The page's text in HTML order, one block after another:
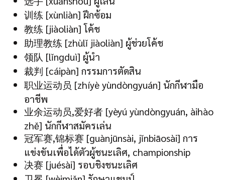
训练 [xùnliàn] ฝึกซ้อม
教练 [jiàoliàn] โค้ช
助理教练 [zhùlǐ jiàoliàn] ผู้ช่วยโค้ช
领队 [lǐngduì] ผู้นำ
裁判 [cáipàn] กรรมการตัดสิน
职业运动员 [zhíyè yùndòngyuán] นักกีฬามือ
อาชีพ
业余运动员,爱好者 [yèyú yùndòngyuán, àihào
zhě] นักกีฬาสมัครเล่น
冠军赛,锦标赛 [guànjūnsài, jǐnbiāosài] การ
แข่งขันเพื่อได้ตัวผู้ชนะเลิศ, championship
决赛 [juésài] รอบชิงชนะเลิศ